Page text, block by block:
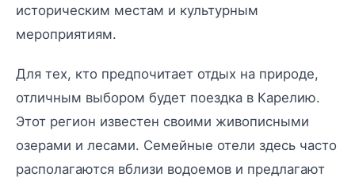
историческим местам и культурным
мероприятиям.
Для тех, кто предпочитает отдых на природе,
отличным выбором будет поездка в Карелию.
Этот регион известен своими живописными
озерами и лесами. Семейные отели здесь часто
располагаются вблизи водоемов и предлагают